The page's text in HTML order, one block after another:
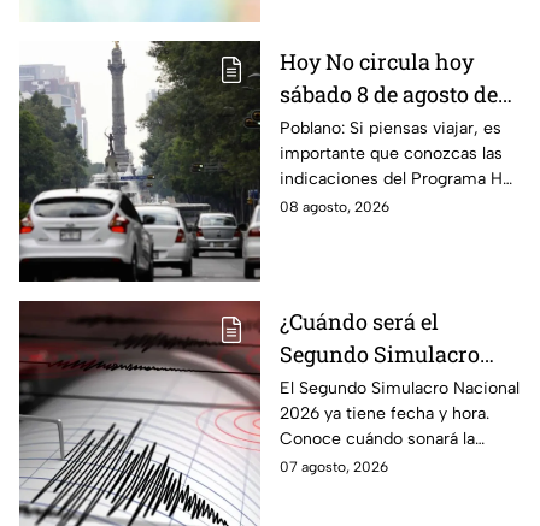
Hoy No circula hoy
sábado 8 de agosto de
2026: ¿Qué autos no
transitan en la CDMX y
EdoMex?
Poblano: Si piensas viajar, es
importante que conozcas las
indicaciones del Programa Hoy
No Circula HOY sábado 8 de
08 agosto, 2026
¿Cuándo será el
Segundo Simulacro
Nacional 2026? A esta
hora sonará la alerta
sísmica
El Segundo Simulacro Nacional
2026 ya tiene fecha y hora.
Conoce cuándo sonará la
alerta sísmica y qué ocurrirá
07 agosto, 2026